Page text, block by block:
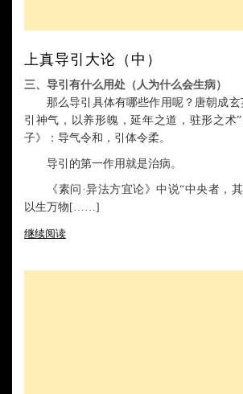
上真导引大论（中）
三、导引有什么用处（人为什么会生病）
那么导引具体有哪些作用呢？唐朝成玄
引神气，以养形魄，延年之道，驻形之术
子》： 导气令和 ， 引体令柔 。
导引的第一作用就是治病。
《素问 ·异法方宜论》中说“中央者，
以生万物[……]
继续阅读